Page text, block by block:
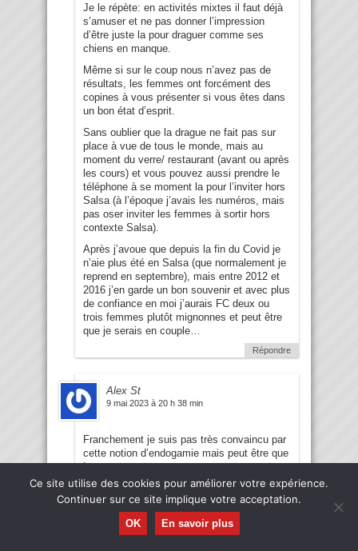
Je le répète: en activités mixtes il faut déjà
s’amuser et ne pas donner l’impression
d’être juste la pour draguer comme ses
chiens en manque.
Même si sur le coup nous n’avez pas de
résultats, les femmes ont forcément des
copines à vous présenter si vous êtes dans
un bon état d’esprit.
Sans oublier que la drague ne fait pas sur
place à vue de tous le monde, mais au
moment du verre/ restaurant (avant ou après
les cours) et vous pouvez aussi prendre le
téléphone à se moment la pour l’inviter hors
Salsa (à l’époque j’avais les numéros, mais
pas oser inviter les femmes à sortir hors
contexte Salsa).
Après j’avoue que depuis la fin du Covid je
n’aie plus été en Salsa (que normalement je
reprend en septembre), mais entre 2012 et
2016 j’en garde un bon souvenir et avec plus
de confiance en moi j’aurais FC deux ou
trois femmes plutôt mignonnes et peut être
que je serais en couple…
Répondre
Alex St
9 mai 2023 à 20 h 38 min
Franchement je suis pas très convaincu par
cette notion d’endogamie mais peut être que
je me trompe.
C’est vrai que les gens se rencontrent
beaucoup avec des proches de leur cercle
social ( travail, connaissance) mais ça a
toujours existé. Dans tous les cas ça
change rien pour les gens comme nous,
Ce site utilise des cookies pour améliorer votre expérience.
Continuer sur ce site implique votre acceptation.
OK En savoir plus